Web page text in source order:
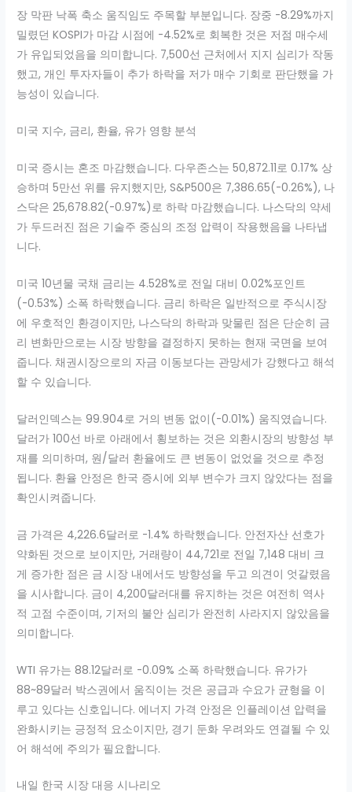
장 막판 낙폭 축소 움직임도 주목할 부분입니다. 장중 -8.29%까지
밀렸던 KOSPI가 마감 시점에 -4.52%로 회복한 것은 저점 매수세
가 유입되었음을 의미합니다. 7,500선 근처에서 지지 심리가 작동
했고, 개인 투자자들이 추가 하락을 저가 매수 기회로 판단했을 가
능성이 있습니다.
미국 지수, 금리, 환율, 유가 영향 분석
미국 증시는 혼조 마감했습니다. 다우존스는 50,872.11로 0.17% 상
승하며 5만선 위를 유지했지만, S&P500은 7,386.65(-0.26%), 나
스닥은 25,678.82(-0.97%)로 하락 마감했습니다. 나스닥의 약세
가 두드러진 점은 기술주 중심의 조정 압력이 작용했음을 나타냅
니다.
미국 10년물 국채 금리는 4.528%로 전일 대비 0.02%포인트
(-0.53%) 소폭 하락했습니다. 금리 하락은 일반적으로 주식시장
에 우호적인 환경이지만, 나스닥의 하락과 맞물린 점은 단순히 금
리 변화만으로는 시장 방향을 결정하지 못하는 현재 국면을 보여
줍니다. 채권시장으로의 자금 이동보다는 관망세가 강했다고 해석
할 수 있습니다.
달러인덱스는 99.904로 거의 변동 없이(-0.01%) 움직였습니다.
달러가 100선 바로 아래에서 횡보하는 것은 외환시장의 방향성 부
재를 의미하며, 원/달러 환율에도 큰 변동이 없었을 것으로 추정
됩니다. 환율 안정은 한국 증시에 외부 변수가 크지 않았다는 점을
확인시켜줍니다.
금 가격은 4,226.6달러로 -1.4% 하락했습니다. 안전자산 선호가
약화된 것으로 보이지만, 거래량이 44,721로 전일 7,148 대비 크
게 증가한 점은 금 시장 내에서도 방향성을 두고 의견이 엇갈렸음
을 시사합니다. 금이 4,200달러대를 유지하는 것은 여전히 역사
적 고점 수준이며, 기저의 불안 심리가 완전히 사라지지 않았음을
의미합니다.
WTI 유가는 88.12달러로 -0.09% 소폭 하락했습니다. 유가가
88~89달러 박스권에서 움직이는 것은 공급과 수요가 균형을 이
루고 있다는 신호입니다. 에너지 가격 안정은 인플레이션 압력을
완화시키는 긍정적 요소이지만, 경기 둔화 우려와도 연결될 수 있
어 해석에 주의가 필요합니다.
내일 한국 시장 대응 시나리오